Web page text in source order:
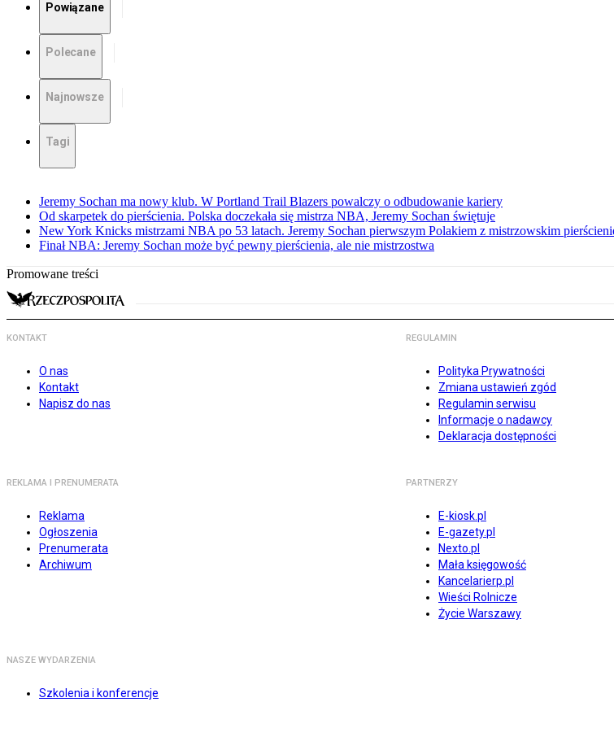
Powiązane
Polecane
Najnowsze
Tagi
Jeremy Sochan ma nowy klub. W Portland Trail Blazers powalczy o odbudowanie kariery
Od skarpetek do pierścienia. Polska doczekała się mistrza NBA, Jeremy Sochan świętuje
New York Knicks mistrzami NBA po 53 latach. Jeremy Sochan pierwszym Polakiem z mistrzowskim
Finał NBA: Jeremy Sochan może być pewny pierścienia, ale nie mistrzostwa
Promowane treści
KONTAKT
O nas
Kontakt
Napisz do nas
REGULAMIN
Polityka Prywatności
Zmiana ustawień zgód
Regulamin serwisu
Informacje o nadawcy
Deklaracja dostępności
REKLAMA I PRENUMERATA
Reklama
Ogłoszenia
Prenumerata
Archiwum
PARTNERZY
E-kiosk.pl
E-gazety.pl
Nexto.pl
Mała księgowość
Kancelarierp.pl
Wieści Rolnicze
Życie Warszawy
NASZE WYDARZENIA
Szkolenia i konferencje